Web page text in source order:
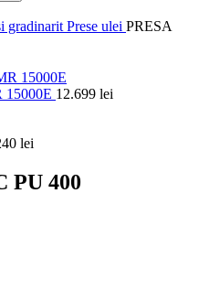
gradinarit Prese ulei PRESA
12.699 lei
lei
PU 400